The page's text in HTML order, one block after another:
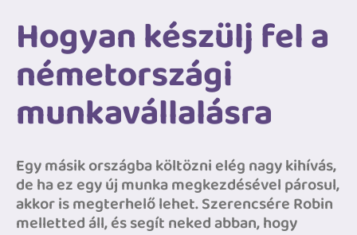
Hogyan készülj fel a
németországi
munkavállalásra
Egy másik országba költözni elég nagy kihívás,
de ha ez egy új munka megkezdésével párosul,
akkor is megterhelő lehet. Szerencsére Robin
melletted áll, és segít neked abban, hogy